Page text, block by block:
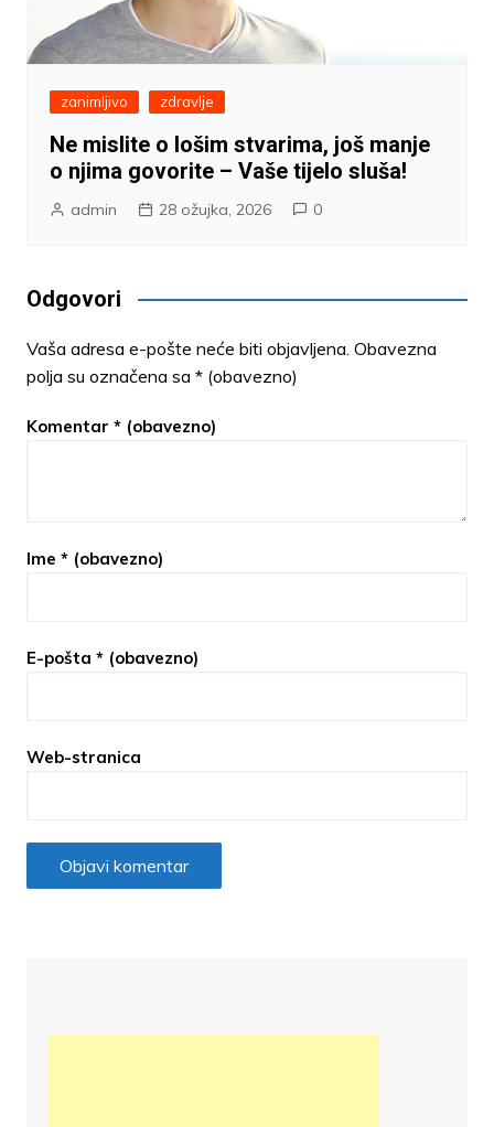
zanimljivo zdravlje
Ne mislite o lošim stvarima, još manje
o njima govorite – Vaše tijelo sluša!
admin 28 ožujka, 2026 0
Odgovori
Vaša adresa e-pošte neće biti objavljena. Obavezna
polja su označena sa * (obavezno)
Komentar * (obavezno)
Ime * (obavezno)
E-pošta * (obavezno)
Web-stranica